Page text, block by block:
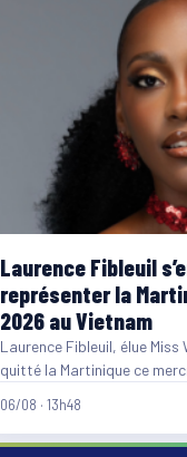
Laurence Fibleuil
représenter la
2026 au Vietnam
Laurence Fibleuil, élue
quitté la Martinique ce
06/08 · 13h48